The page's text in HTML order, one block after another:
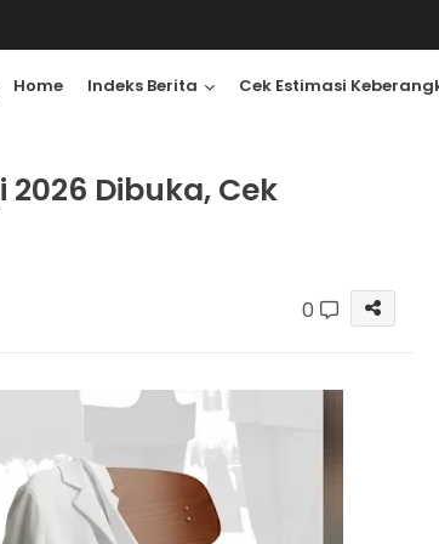
Home Indeks Berita Cek Estimasi
Dibuka, Cek
0